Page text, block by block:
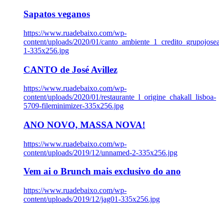
Sapatos veganos
https://www.ruadebaixo.com/wp-
content/uploads/2020/01/
1-335x256.jpg
CANTO de José Avillez
https://www.ruadebaixo.com/wp-
content/uploads/2020/01/restaurante_l_origine_chakall_lisboa-
5709-fileminimizer-335x256.jpg
ANO NOVO, MASSA NOVA!
https://www.ruadebaixo.com/wp-
content/uploads/2019/12/unnamed-2-335x256.jpg
Vem ai o Brunch mais exclusivo do ano
https://www.ruadebaixo.com/wp-
content/uploads/2019/12/jag01-335x256.jpg